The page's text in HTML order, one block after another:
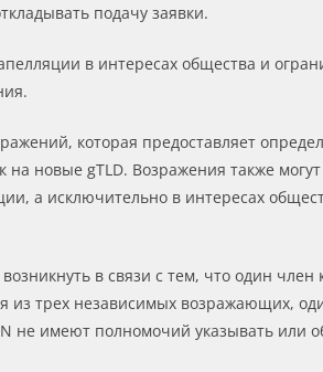
подачу заявки.
в интересах общества и
которая предоставляет
новые gTLD. Возражения также
а исключительно в интересах
в связи с тем, что один член
из трех независимых возражающих,
не имеют полномочий указывать